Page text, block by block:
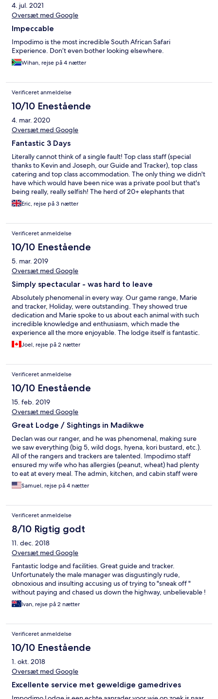
4. jul. 2021
Oversæt med Google
Impeccable
Impodimo is the most incredible South African Safari
Experience. Don’t even bother looking elsewhere.
Wihan, rejse på 4 nætter
Verificeret anmeldelse
10/10 Enestående
4. mar. 2020
Oversæt med Google
Fantastic 3 Days
Literally cannot think of a single fault! Top class staff (special
thanks to Kevin and Joseph, our Guide and Tracker), top class
catering and top class accommodation. The only thing we didn't
have which would have been nice was a private pool but that's
being really, really selfish! The herd of 20+ elephants that
wandered through the grounds on our last day was spectacular
- we were literally standing 10 feet from them as they ambled
elephants, antelope, buffalo and warthogs all drinking just a few
feet from us. On safari we saw all of the big 5 on our first day -
including a leopard in the first 20 minutes. We saw dozens of
elephants playing in a lake which was brilliant. Ask for room 1
which overlooks the watering hole! You can pay more for some
of the other Madikwe lodges but I really can't think why you
Eric, rejse på 3 nætter
Verificeret anmeldelse
10/10 Enestående
5. mar. 2019
Oversæt med Google
Simply spectacular - was hard to leave
Absolutely phenomenal in every way. Our game range, Marie
and tracker, Holiday, were outstanding. They showed true
dedication and Marie spoke to us about each animal with such
incredible knowledge and enthusiasm, which made the
experience all the more enjoyable. The lodge itself is fantastic.
You get real 5 star service, with excellent food and the location
is second to none. The animals come right close to the lodge
including all of the big 5 and we cannot wait to go back!
Joel, rejse på 2 nætter
Verificeret anmeldelse
10/10 Enestående
15. feb. 2019
Oversæt med Google
Great Lodge / Sightings in Madikwe
Declan was our ranger, and he was phenomenal, making sure
we saw everything (big 5, wild dogs, hyena, kori bustard, etc.).
All of the rangers and trackers are talented. Impodimo staff
ensured my wife who has allergies (peanut, wheat) had plenty
to eat at every meal. The admin, kitchen, and cabin staff were
helpful. The cabins and lodges were clean and comfortable.
Would recommend Impodimo.
Samuel, rejse på 4 nætter
Verificeret anmeldelse
8/10 Rigtig godt
11. dec. 2018
Oversæt med Google
Fantastic lodge and facilities. Great guide and tracker.
Unfortunately the male manager was disgustingly rude,
obnoxious and insulting accusing us of trying to "sneak off "
without paying and chased us down the highway, unbelievable !
Ivan, rejse på 2 nætter
Verificeret anmeldelse
10/10 Enestående
1. okt. 2018
Oversæt med Google
Excellente service met geweldige gamedrives